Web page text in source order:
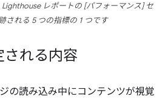
レポートの [パフォーマンス] セ
される 5 つの指標の 1 つです
れる内容
の読み込み中にコンテンツが視覚